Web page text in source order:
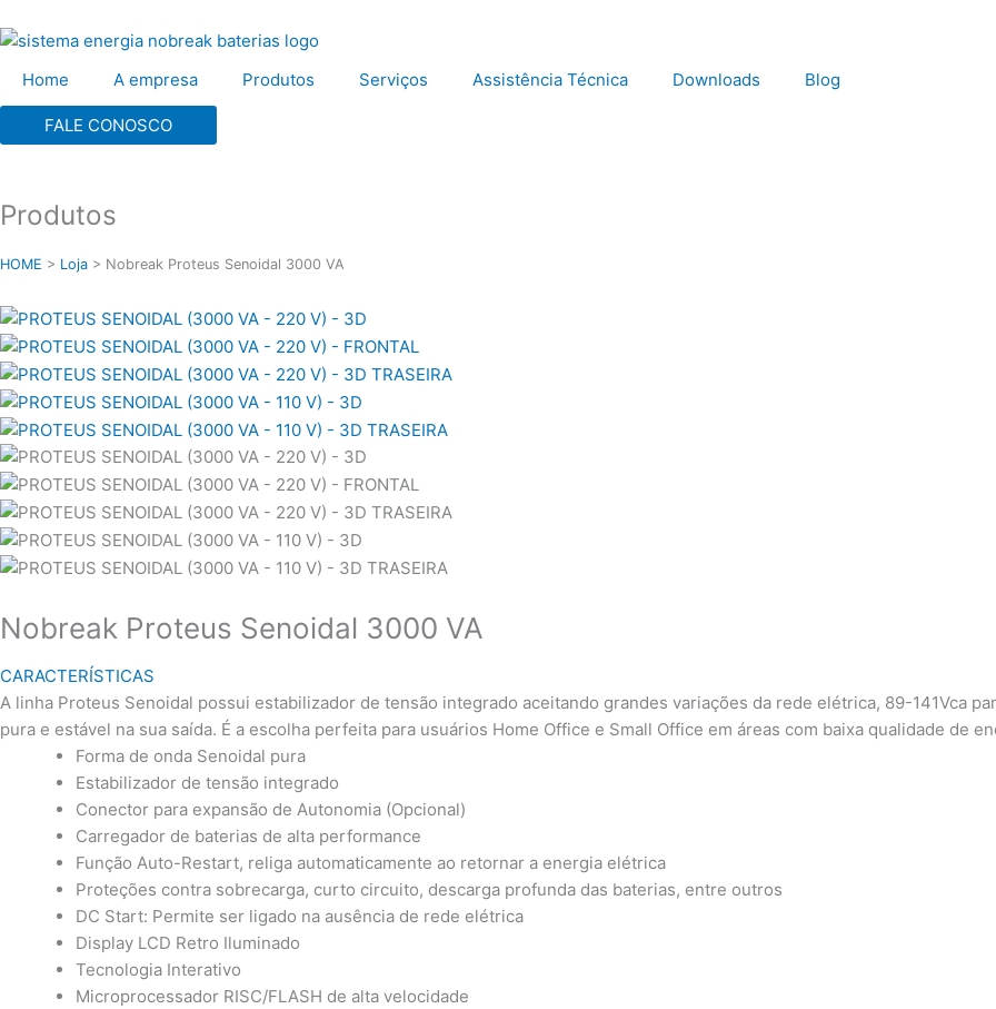
para
conteúdo
Home A empresa Produtos Serviços Assistência Técnica Downloads Blog
FALE CONOSCO
Produtos
HOME > Loja > Nobreak Proteus Senoidal 3000 VA
Nobreak Proteus Senoidal 3000 VA
CARACTERÍSTICAS
A linha Proteus Senoidal possui estabilizador de tensão integrado aceitando grandes variações da rede elétrica, 89-141Vca
pura e estável na sua saída. É a escolha perfeita para usuários Home Office e Small Office em áreas com baixa qualidade de
Forma de onda Senoidal pura
Estabilizador de tensão integrado
Conector para expansão de Autonomia (Opcional)
Carregador de baterias de alta performance
Função Auto-Restart, religa automaticamente ao retornar a energia elétrica
Proteções contra sobrecarga, curto circuito, descarga profunda das baterias, entre outros
DC Start: Permite ser ligado na ausência de rede elétrica
Display LCD Retro Iluminado
Tecnologia Interativo
Microprocessador RISC/FLASH de alta velocidade